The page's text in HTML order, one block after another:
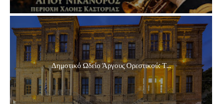
Δημοτικό Ωδείο Άργους Ορεστικού: Τ...